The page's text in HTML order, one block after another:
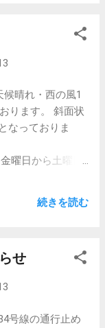
晴れ・西の風1
ります。 斜面状
なっておりま
曜日から土曜日
にとっては滑れ
続きを読む
せ
号線の通行止め